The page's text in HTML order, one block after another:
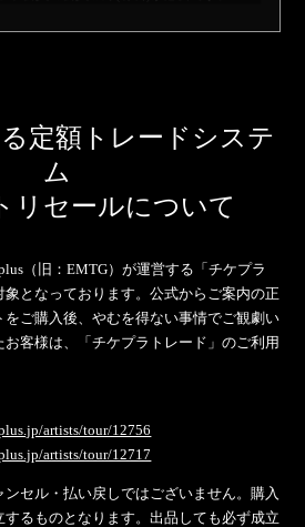
定額トレードシステ
ム
リセールについて
（旧：EMTG）が運営する「チケプラ
象となっております。公式からご案内の正
ご購入後、やむを得ない事情でご観劇い
客様は、「チケプラトレード」のご利用
artists/tour/12756
artists/tour/12717
セル・払い戻しではございません。購入
るものとなります。出品しても必ず成立